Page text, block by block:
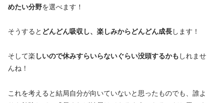
めたい分野を選べます！
そうすると どんどん吸収し、楽しみからどんどん成長します！
そして楽 しいので休みすらいらないぐらい没頭するかも しれませ
んね！
これを考えると結局自分が向いていないと思ったものでも、誰よ